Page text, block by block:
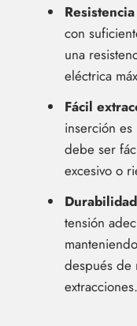
con
una
eléctrica
Fácil
inserción
debe ser
excesivo o
tensión
después de
extracciones.